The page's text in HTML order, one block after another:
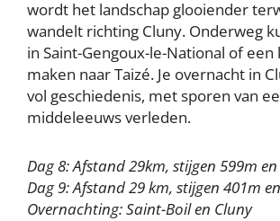
wordt het landschap glooiender
wandelt richting Cluny. Onderweg
in Saint-Gengoux-le-National of
maken naar Taizé. Je overnacht in
vol geschiedenis, met sporen van
middeleeuws verleden.
Dag 8: Afstand 29km, stijgen 599m
Dag 9: Afstand 29 km, stijgen 401m
Overnachting: Saint-Boil en Cluny